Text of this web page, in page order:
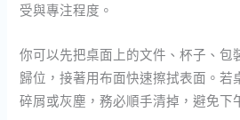
受與專注程度。
你可以先把桌面上的文件、杯子、包
歸位，接著用布面快速擦拭表面。若
碎屑或灰塵，務必順手清掉，避免下